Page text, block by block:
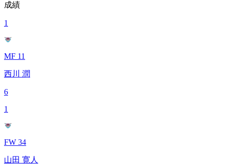
成績
1
MF 11
西川 潤
6
1
FW 34
山田 寛人